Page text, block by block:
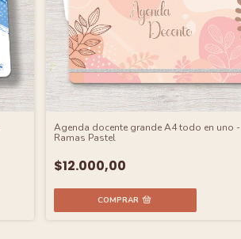
Agenda docente grande A4 todo en uno -
Ramas Pastel
$12.000,00